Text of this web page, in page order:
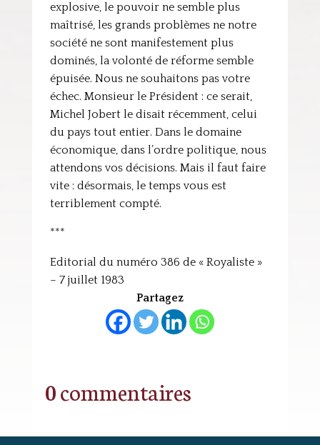
explosive, le pouvoir ne semble plus
maîtrisé, les grands problèmes ne notre
société ne sont manifestement plus
dominés, la volonté de réforme semble
épuisée. Nous ne souhaitons pas votre
échec. Monsieur le Président : ce serait,
Michel Jobert le disait récemment, celui
du pays tout entier. Dans le domaine
économique, dans l’ordre politique, nous
attendons vos décisions. Mais il faut faire
vite : désormais, le temps vous est
terriblement compté.
***
Editorial du numéro 386 de « Royaliste »
– 7 juillet 1983
Partagez
0 commentaires